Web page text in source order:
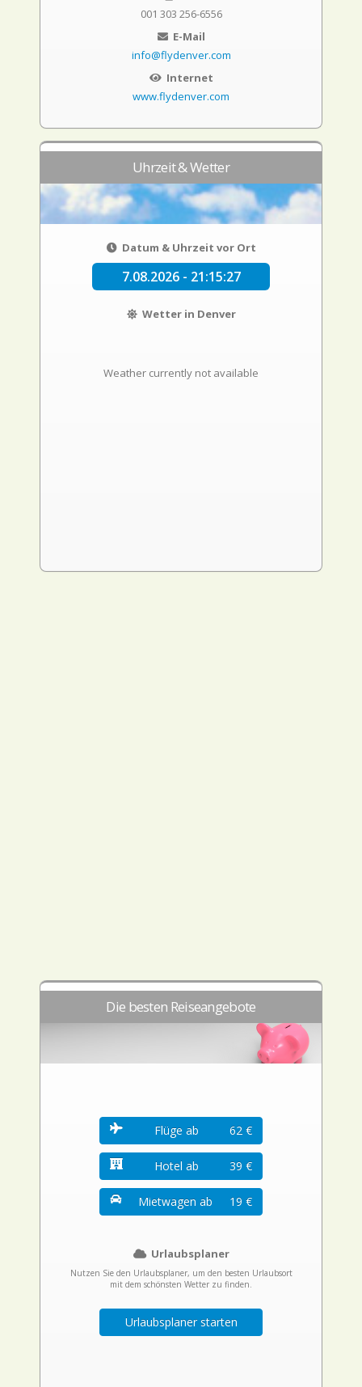
001 303 256-6556
E-Mail
info@flydenver.com
Internet
www.flydenver.com
Uhrzeit & Wetter
Datum & Uhrzeit vor Ort
7.08.2026 - 21:15:28
Wetter in Denver
Weather currently not available
Die besten Reiseangebote
Flüge ab 62 €
Hotel ab 39 €
Mietwagen ab 19 €
Urlaubsplaner
Nutzen Sie den Urlaubsplaner, um den besten Urlaubsort
mit dem schönsten Wetter zu finden.
Urlaubsplaner starten